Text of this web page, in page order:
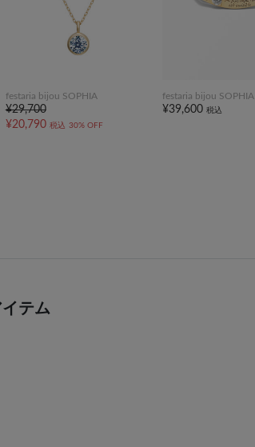
festaria bijou SOPHIA
¥29,700
¥20,790 税込 30% OFF
festaria bijou SOPHIA
¥39,600税込
テム